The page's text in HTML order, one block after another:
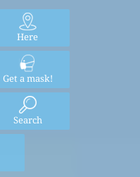
Here
Get a mask!
Search